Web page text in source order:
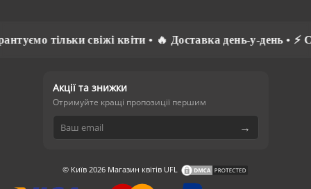
свіжі квіти • 🔥 Доставка день-у-день • ⚡
Акції та знижки
Отримуйте кращі пропозиції першим
→
© Київ 2026 Магазин квітів UFL